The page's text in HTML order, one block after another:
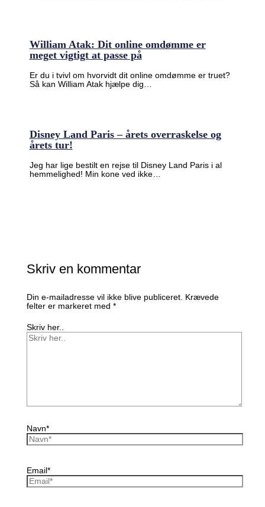
William Atak: Dit online omdømme er
meget vigtigt at passe på
Er du i tvivl om hvorvidt dit online omdømme er truet?
Så kan William Atak hjælpe dig…
Disney Land Paris – årets overraskelse og
årets tur!
Jeg har lige bestilt en rejse til Disney Land Paris i al
hemmelighed! Min kone ved ikke…
Skriv en kommentar
Din e-mailadresse vil ikke blive publiceret. Krævede
felter er markeret med *
Skriv her..
Navn*
Email*